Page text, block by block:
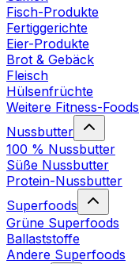
Fisch-Produkte
Fertiggerichte
Eier-Produkte
Brot & Gebäck
Fleisch
Hülsenfrüchte
Weitere Fitness-Foods
Nussbutter
100 % Nussbutter
Süße Nussbutter
Protein-Nussbutter
Superfoods
Grüne Superfoods
Ballaststoffe
Andere Superfoods